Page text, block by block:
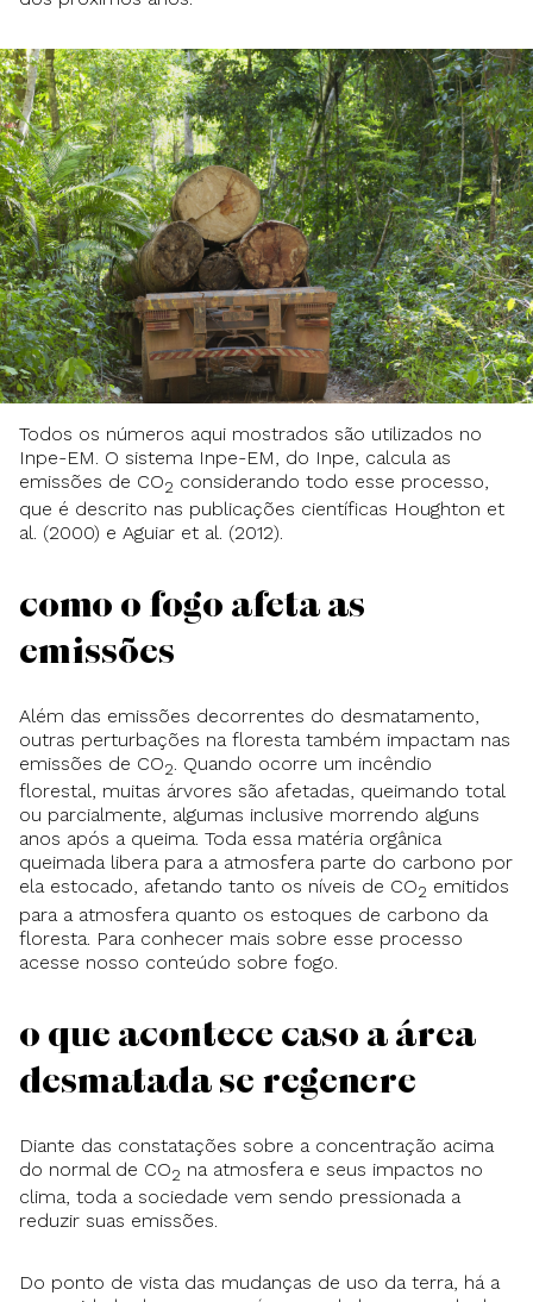
Todos os números aqui mostrados são utilizados no
Inpe-EM. O sistema Inpe-EM, do Inpe, calcula as
emissões de CO2 considerando todo esse processo,
que é descrito nas publicações científicas Houghton et
al. (2000) e Aguiar et al. (2012).
Como o fogo afeta as
emissões
Além das emissões decorrentes do desmatamento,
outras perturbações na floresta também impactam nas
emissões de CO2. Quando ocorre um incêndio
florestal, muitas árvores são afetadas, queimando total
ou parcialmente, algumas inclusive morrendo alguns
anos após a queima. Toda essa matéria orgânica
queimada libera para a atmosfera parte do carbono por
ela estocado, afetando tanto os níveis de CO2 emitidos
para a atmosfera quanto os estoques de carbono da
floresta. Para conhecer mais sobre esse processo
acesse nosso conteúdo sobre fogo.
O que acontece caso a área
desmatada se regenere
Diante das constatações sobre a concentração acima
do normal de CO2 na atmosfera e seus impactos no
clima, toda a sociedade vem sendo pressionada a
reduzir suas emissões.
Do ponto de vista das mudanças de uso da terra, há a